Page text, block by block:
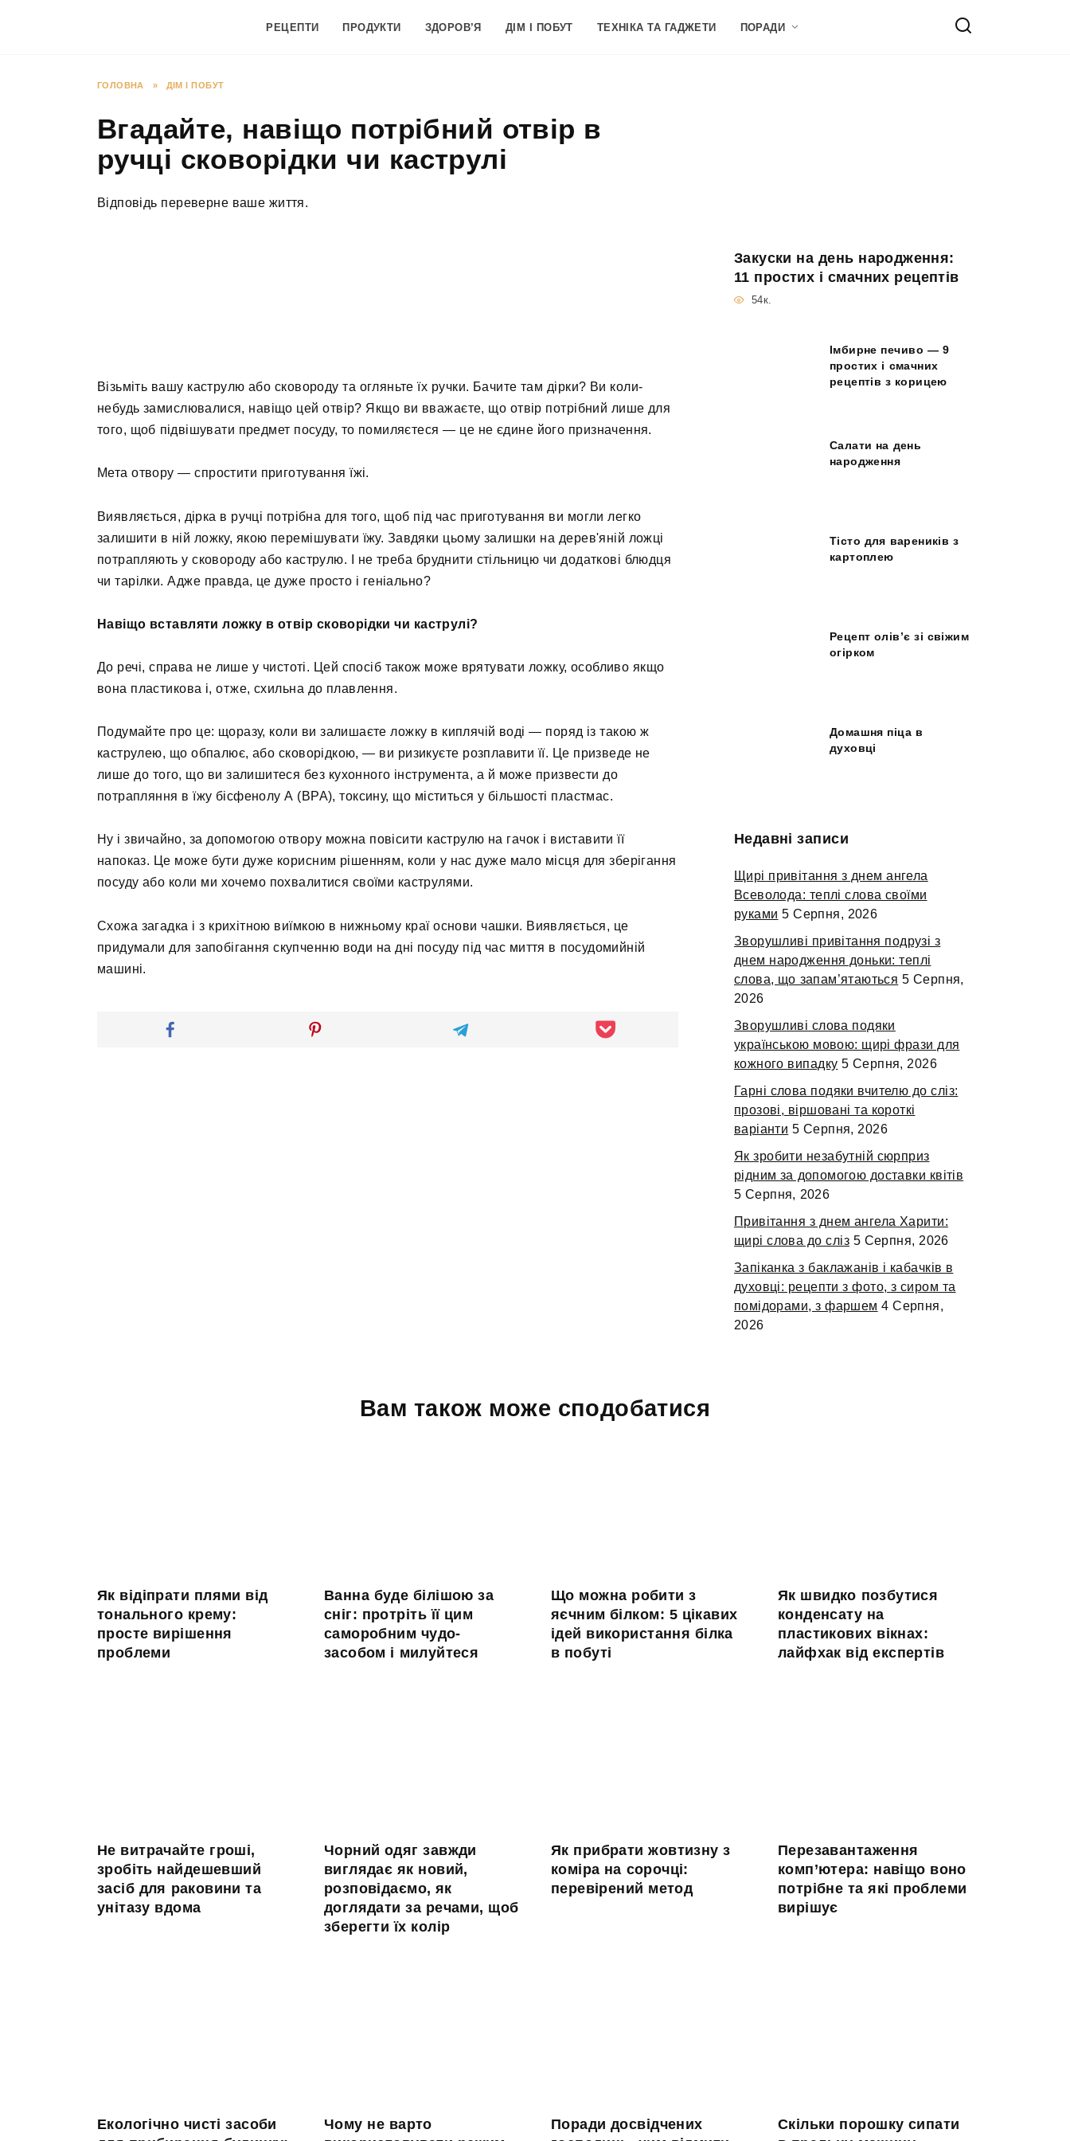
РЕЦЕПТИ ПРОДУКТИ ЗДОРОВ’Я ДІМ І ПОБУТ ТЕХНІКА ТА ГАДЖЕТИ ПОРАДИ
ГОЛОВНА » ДІМ І ПОБУТ
Вгадайте, навіщо потрібний отвір в
ручці сковорідки чи каструлі
Відповідь переверне ваше життя.
Візьміть вашу каструлю або сковороду та огляньте їх ручки. Бачите там дірки? Ви коли-
небудь замислювалися, навіщо цей отвір? Якщо ви вважаєте, що отвір потрібний лише для
того, щоб підвішувати предмет посуду, то помиляєтеся — це не єдине його призначення.
Мета отвору — спростити приготування їжі.
Виявляється, дірка в ручці потрібна для того, щоб під час приготування ви могли легко
залишити в ній ложку, якою перемішувати їжу. Завдяки цьому залишки на дерев'яній ложці
потрапляють у сковороду або каструлю. І не треба бруднити стільницю чи додаткові блюдця
чи тарілки. Адже правда, це дуже просто і геніально?
Навіщо вставляти ложку в отвір сковорідки чи каструлі?
До речі, справа не лише у чистоті. Цей спосіб також може врятувати ложку, особливо якщо
вона пластикова і, отже, схильна до плавлення.
Подумайте про це: щоразу, коли ви залишаєте ложку в киплячій воді — поряд із такою ж
каструлею, що обпалює, або сковорідкою, — ви ризикуєте розплавити її. Це призведе не
лише до того, що ви залишитеся без кухонного інструмента, а й може призвести до
потрапляння в їжу бісфенолу А (BPA), токсину, що міститься у більшості пластмас.
Ну і звичайно, за допомогою отвору можна повісити каструлю на гачок і виставити її
напоказ. Це може бути дуже корисним рішенням, коли у нас дуже мало місця для зберігання
посуду або коли ми хочемо похвалитися своїми каструлями.
Схожа загадка і з крихітною виїмкою в нижньому краї основи чашки. Виявляється, це
придумали для запобігання скупченню води на дні посуду під час миття в посудомийній
машині.
Закуски на день народження:
11 простих і смачних рецептів
54к.
Імбирне печиво — 9
простих і смачних
рецептів з корицею
Салати на день
народження
Тісто для вареників з
картоплею
Рецепт олів’є зі свіжим
огірком
Домашня піца в
духовці
Недавні записи
Щирі привітання з днем ангела
Всеволода: теплі слова своїми
руками 5 Серпня, 2026
Зворушливі привітання подрузі з
днем народження доньки: теплі
слова, що запам’ятаються 5 Серпня,
2026
Зворушливі слова подяки
українською мовою: щирі фрази для
кожного випадку 5 Серпня, 2026
Гарні слова подяки вчителю до сліз:
прозові, віршовані та короткі
варіанти 5 Серпня, 2026
Як зробити незабутній сюрприз
рідним за допомогою доставки квітів
5 Серпня, 2026
Привітання з днем ангела Харити:
щирі слова до сліз 5 Серпня, 2026
Запіканка з баклажанів і кабачків в
духовці: рецепти з фото, з сиром та
помідорами, з фаршем 4 Серпня,
2026
Вам також може сподобатися
Як відіпрати плями від
тонального крему:
просте вирішення
проблеми
Ванна буде білішою за
сніг: протріть її цим
саморобним чудо-
засобом і милуйтеся
Що можна робити з
яєчним білком: 5 цікавих
ідей використання білка
в побуті
Як швидко позбутися
конденсату на
пластикових вікнах:
лайфхак від експертів
Не витрачайте гроші,
зробіть найдешевший
засіб для раковини та
унітазу вдома
Чорний одяг завжди
виглядає як новий,
розповідаємо, як
доглядати за речами, щоб
зберегти їх колір
Як прибрати жовтизну з
коміра на сорочці:
перевірений метод
Перезавантаження
комп’ютера: навіщо воно
потрібне та які проблеми
вирішує
Екологічно чисті засоби
Чому не варто
Поради досвідчених
Скільки порошку сипати